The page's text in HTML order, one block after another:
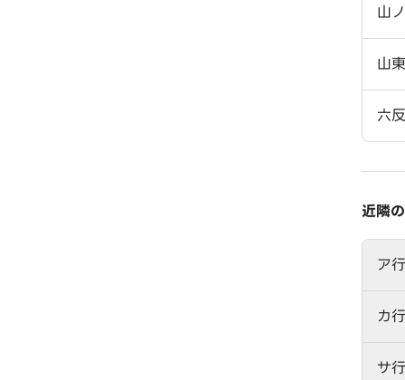
山
山東
六反
近隣
ア行
カ行
サ行